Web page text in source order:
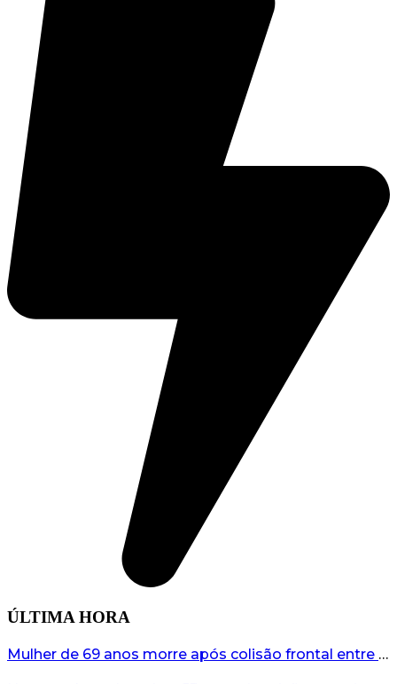
ÚLTIMA HORA
Mulher de 69 anos morre após colisão frontal entre carro e micro-ônibus em Bom Princípio...